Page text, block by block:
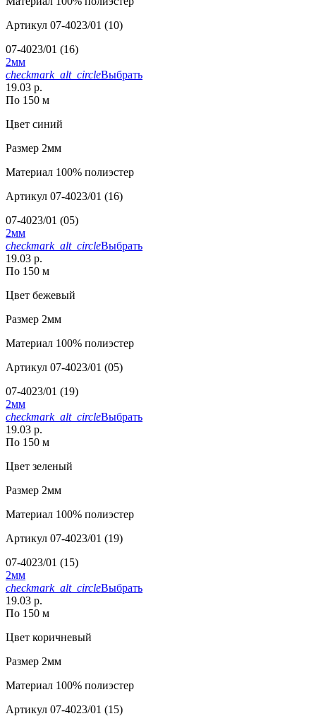
Артикул 07-4023/01 (10)
07-4023/01 (16)
2мм
checkmark_alt_circleВыбрать
19.03 р.
По 150 м
Цвет синий
Размер 2мм
Материал 100% полиэстер
Артикул 07-4023/01 (16)
07-4023/01 (05)
2мм
checkmark_alt_circleВыбрать
19.03 р.
По 150 м
Цвет бежевый
Размер 2мм
Материал 100% полиэстер
Артикул 07-4023/01 (05)
07-4023/01 (19)
2мм
checkmark_alt_circleВыбрать
19.03 р.
По 150 м
Цвет зеленый
Размер 2мм
Материал 100% полиэстер
Артикул 07-4023/01 (19)
07-4023/01 (15)
2мм
checkmark_alt_circleВыбрать
19.03 р.
По 150 м
Цвет коричневый
Размер 2мм
Материал 100% полиэстер
Артикул 07-4023/01 (15)